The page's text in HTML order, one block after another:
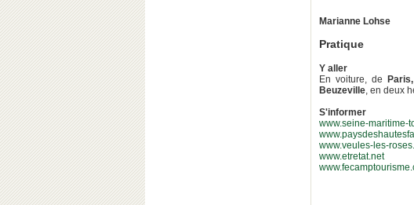
Marianne Lohse
Pratique
Y aller
En voiture, de
Beuzeville, en deux
S'informer
www.seine-maritime-
www.veules-les-
www.etretat.net